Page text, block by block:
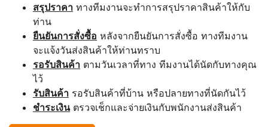
สรุปราคา ทางทีมงานจะทำการสรุปราคาสินค้าให้กับ
ท่าน
ยืนยันการสั่งซื้อ หลังจากยืนยันการสั่งซื้อ ทางทีมงาน
จะแจ้งวันส่งสินค้าให้ท่านทราบ
รอรับสินค้า ตามวันเวลาที่ทาง ทีมงานได้นัดกับทางคุณ
ไว้
รับสินค้า รอรับสินค้าที่บ้าน หรือปลายทางที่นัดกันไว้
ชำระเงินตรวจเช็กและจ่ายเงินกับพนักงานส่งสินค้า